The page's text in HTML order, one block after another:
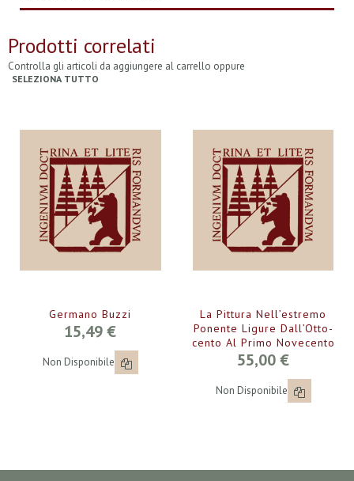
Prodotti correlati
Controlla gli articoli da aggiungere al carrello oppure
SELEZIONA TUTTO
Germano Buzzi
15,49 €
Non Disponibile
La Pittura Nell’estremo
Ponente Ligure Dall’Otto­
Cento Al Primo Novecento
55,00 €
Non Disponibile